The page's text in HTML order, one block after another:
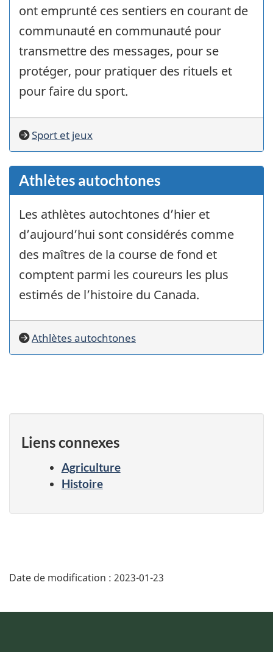
ont emprunté ces sentiers en courant de
communauté en communauté pour
transmettre des messages, pour se
protéger, pour pratiquer des rituels et
pour faire du sport.
Sport et jeux
Athlètes autochtones
Les athlètes autochtones d’hier et
d’aujourd’hui sont considérés comme
des maîtres de la course de fond et
comptent parmi les coureurs les plus
estimés de l’histoire du Canada.
Athlètes autochtones
Liens connexes
Agriculture
Histoire
Date de modification : 2023-01-23